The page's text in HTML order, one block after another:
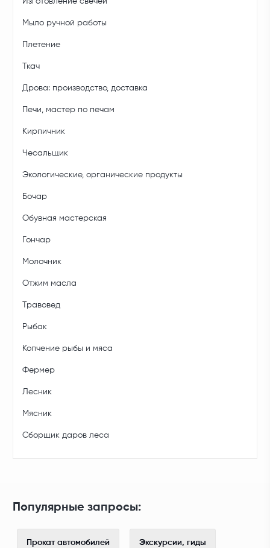
Мыло ручной работы
Плетение
Ткач
Дрова: производство, доставка
Печи, мастер по печам
Кирпичник
Чесальщик
Экологические, органические продукты
Бочар
Обувная мастерская
Гончар
Молочник
Отжим масла
Травовед
Рыбак
Копчение рыбы и мяса
Фермер
Лесник
Мясник
Сборщик даров леса
Популярные запросы:
Прокат автомобилей Экскурсии, гиды